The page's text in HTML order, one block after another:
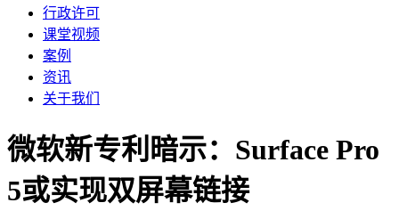
行政许可
课堂视频
案例
资讯
关于我们
微软新专利暗示：Surface Pro
5或实现双屏幕链接